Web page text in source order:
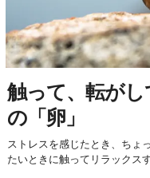
触って、転が
の「卵」
ストレスを感じたとき、ちょ
たいときに触ってリラックス